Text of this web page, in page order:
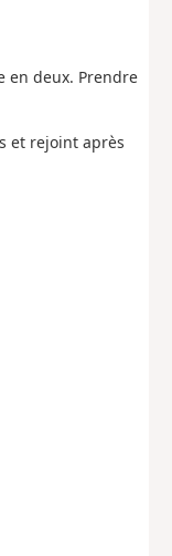
en deux. Prendre
et rejoint après